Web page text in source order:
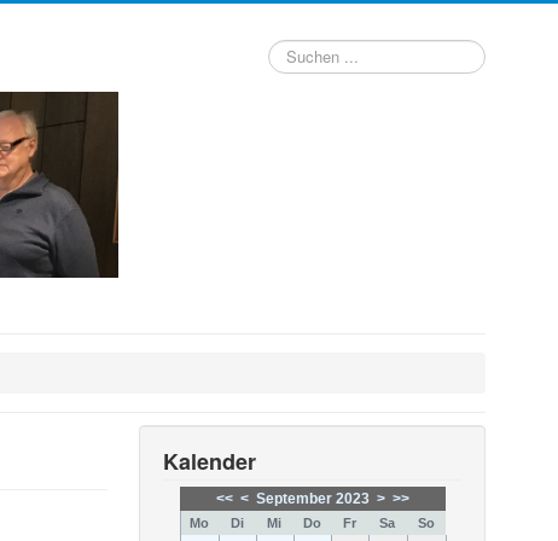
Suchen
...
Kalender
<< < September 2023 > >>
Mo Di Mi Do Fr Sa
So